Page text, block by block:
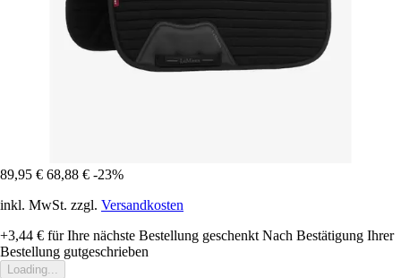
89,95 € 68,88 € -23%
inkl. MwSt. zzgl. Versandkosten
+3,44 € für Ihre nächste Bestellung geschenkt Nach Bestätigung Ihrer
Bestellung gutgeschrieben
Loading...